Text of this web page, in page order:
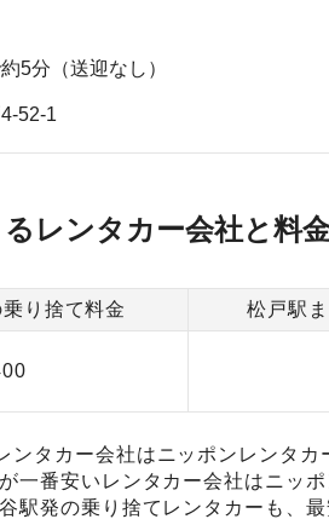
5分（送迎なし）
52-1
レンタカー会社と料
り捨て料金 松戸駅
ンタカー会社はニッポンレンタ
一番安いレンタカー会社はニッ
駅発の乗り捨てレンタカーも、